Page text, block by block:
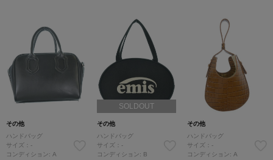
その他
ハンドバッグ
サイズ：-
コンディション: A
SOLDOUT
その他
ハンドバッグ
サイズ：-
コンディション: B
その他
ハンドバッグ
サイズ：-
コンディション: A